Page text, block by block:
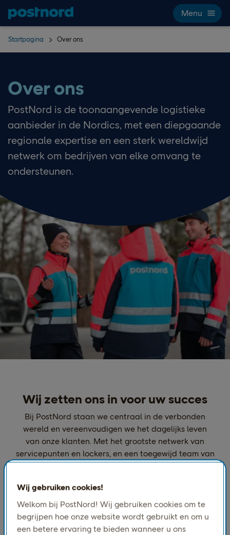
Hoppa över navigering och sök
Menu
Startpagina Over ons
Over ons
PostNord is de toonaangevende logistieke
aanbieder in de Nordics, met een diepgaande
regionale expertise en een sterk wereldwijd
netwerk om bedrijven van elke omvang te
ondersteunen.
Wij zetten ons in voor uw succes
Bij PostNord staan we centraal in de verbonden
wereld en vereenvoudigen we het dagelijks leven
van onze klanten. Met het grootste netwerk van
servicepunten en lockers, en een toegewijd team van
leveringsexperts, slagen we erin aanzienlijke groei
Wij gebruiken cookies!
Welkom bij PostNord! Wij gebruiken cookies om te
begrijpen hoe onze website wordt gebruikt en om u
een betere ervaring te bieden wanneer u ons